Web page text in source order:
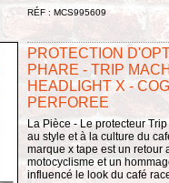
RÉF : MCS995609
PROTECTION
PHARE - TRIP
HEADLIGHT X -
PERFOREE
La Pièce - Le protecteur
au style et à la culture du
marque x tape est un retour
motocyclisme et un
influencé le look du café